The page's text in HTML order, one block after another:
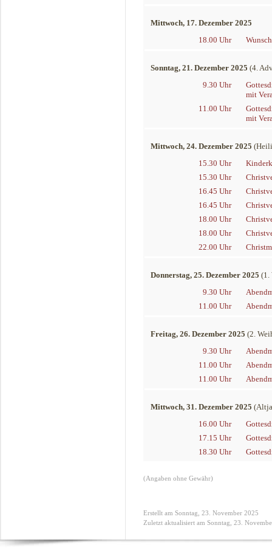
Mittwoch, 17. Dezember 2025
18.00 Uhr
Sonntag, 21. Dezember 2025 (4.
9.30 Uhr
mit
11.00 Uhr
mit
Mittwoch, 24. Dezember 2025
15.30 Uhr
15.30 Uhr
16.45 Uhr
16.45 Uhr
18.00 Uhr
18.00 Uhr
22.00 Uhr
Donnerstag, 25. Dezember 2025 (1.
9.30 Uhr
11.00 Uhr
Freitag, 26. Dezember 2025 (2.
9.30 Uhr
11.00 Uhr
11.00 Uhr
Mittwoch, 31. Dezember 2025
16.00 Uhr
17.15 Uhr
18.30 Uhr
(Angaben ohne Gewähr)
Erstellt am Sonntag, 23. November 2025
Zuletzt aktualisiert am Sonntag, 23.